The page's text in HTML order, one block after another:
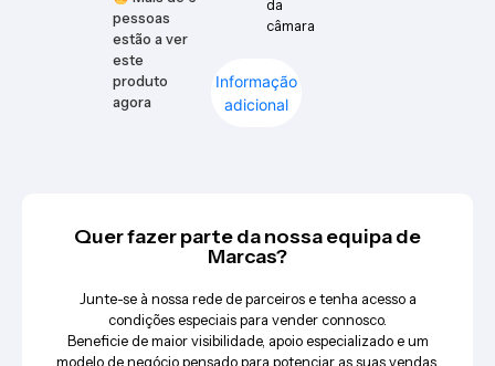
pessoas
estão a ver
este
produto
agora
Informação
adicional
da
câmara
Quer fazer parte da nossa equipa de
Marcas?
Junte-se à nossa rede de parceiros e tenha acesso a
condições especiais para vender connosco.
Beneficie de maior visibilidade, apoio especializado e um
modelo de negócio pensado para potenciar as suas vendas.